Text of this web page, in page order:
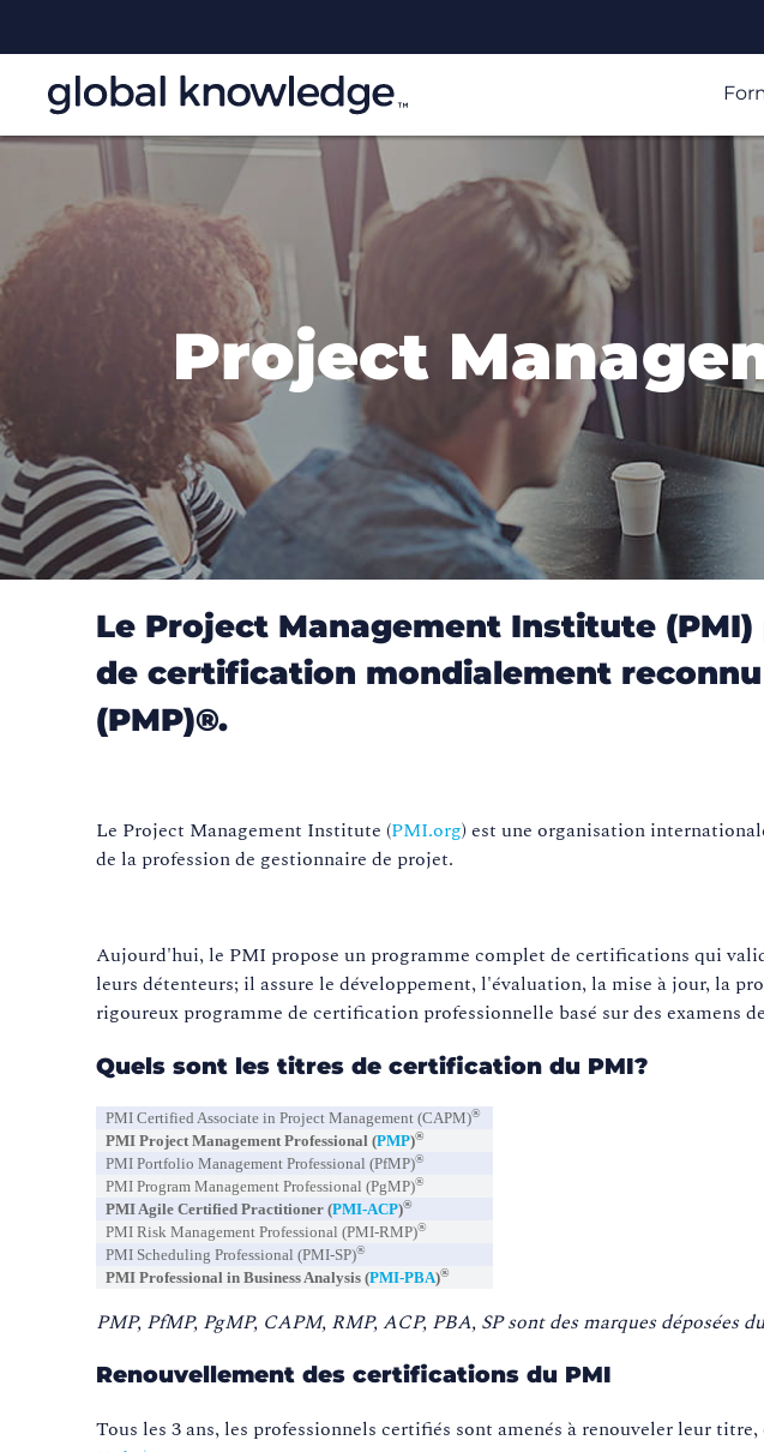
Project
Le Project Management Institute
de certification mondialement
(PMP)®.
Le Project Management Institute (PMI.org) est une organisation
de la profession de gestionnaire de projet.
Aujourd'hui, le PMI propose un programme complet de certifications qui
leurs détenteurs; il assure le développement, l'évaluation, la mise à jour, la
rigoureux programme de certification professionnelle basé sur des examens
Quels sont les titres de certification du PMI?
PMI Certified Associate in Project Management (CAPM)®
PMI Project Management Professional (PMP)®
PMI Portfolio Management Professional (PfMP)®
PMI Program Management Professional (PgMP)®
PMI Agile Certified Practitioner (PMI-ACP)®
PMI Risk Management Professional (PMI-RMP)®
PMI Scheduling Professional (PMI-SP)®
PMI Professional in Business Analysis (PMI-PBA)®
PMP, PfMP, PgMP, CAPM, RMP, ACP, PBA, SP sont des marques
Renouvellement des certifications du PMI
Tous les 3 ans, les professionnels certifiés sont amenés à renouveler leur